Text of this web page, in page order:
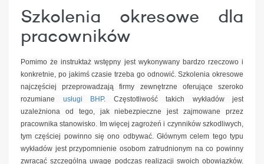
Szkolenia okresowe dla
pracowników
Pomimo że instruktaż wstępny jest wykonywany bardzo rzeczowo i
konkretnie, po jakimś czasie trzeba go odnowić. Szkolenia okresowe
najczęściej przeprowadzają firmy zewnętrzne oferujące szeroko
rozumiane usługi BHP. Częstotliwość takich wykładów jest
uzależniona od tego, jak niebezpieczne jest zajmowane przez
pracownika stanowisko. Im więcej zagrożeń i czynników szkodliwych,
tym częściej powinno się ono odbywać. Głównym celem tego typu
wykładów jest przypomnienie osobom zatrudnionym na co powinny
zwracać szczególną uwagę podczas realizacji swoich obowiązków.